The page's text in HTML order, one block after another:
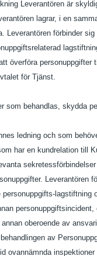
Leverantören är
lagrar, i en
Leverantören förbinder
överföra personuppgifter
för Tjänst.
som behandlas, skydda
ledning och som
har en kundrelation till
Leverantören
lagstiftning
oberoende av
av
ovannämnda inspektioner